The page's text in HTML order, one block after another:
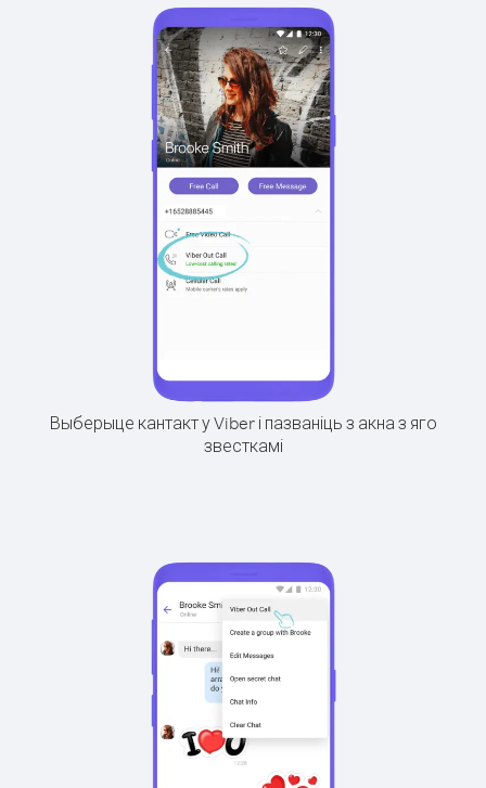
Выберыце кантакт у Viber і пазваніць з акна з яго
звесткамі